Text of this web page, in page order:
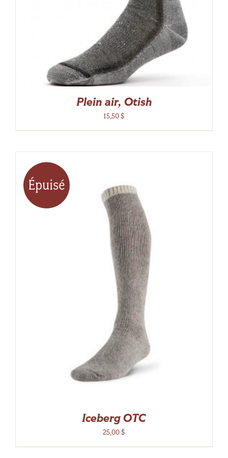
Plein air, Otish
15,50$
Épuisé
Iceberg OTC
25,00$